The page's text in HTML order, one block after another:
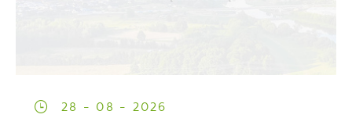
28 - 08 - 2026